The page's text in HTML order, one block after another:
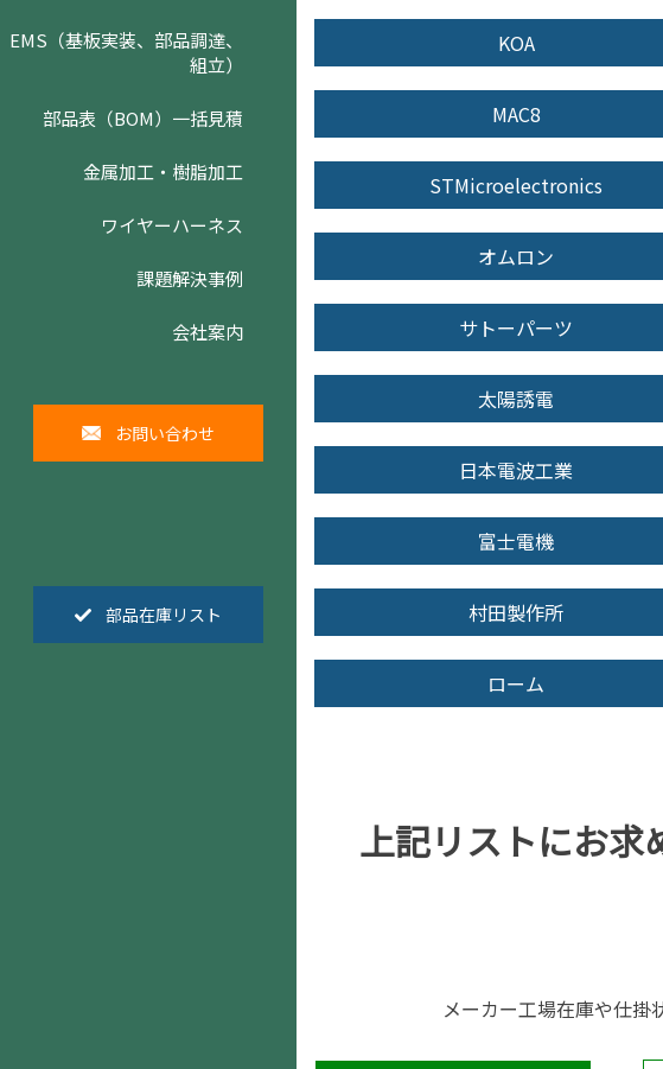
EMS（基板実装、部品調達、
組立）
部品表（BOM）一括見積
金属加工・樹脂加工
ワイヤーハーネス
課題解決事例
会社案内
お問い合わせ
部品在庫リスト
KOA
MAC8
STMicroelectronics
オムロン
サトーパーツ
太陽誘電
日本電波工業
富士電機
村田製作所
ローム
上記リストにお求
メーカー工場在庫や仕掛